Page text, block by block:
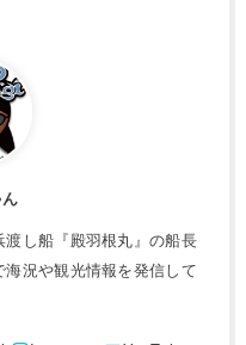
し船『殿羽根丸』の船長
況や観光情報を発信して